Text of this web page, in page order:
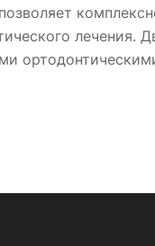
лечения.